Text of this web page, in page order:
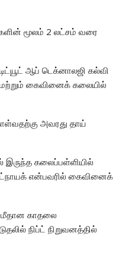
மூலம் 2 லட்சம் வரை
ஆப் டெக்னாலஜி கல்வி
மற்றும் கைவினைக் கலையில்
அவரது தாய்
இருந்த கலைப்பள்ளியில்
என்பவரில் கைவினைக்
மீதான காதலை
நிப்ட் நிறுவனத்தில்